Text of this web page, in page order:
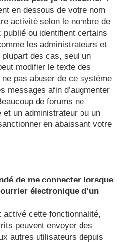
en dessous de votre nom
activité selon le nombre de
ou identifient certains
les administrateurs et
des cas, seul un
modifier le texte des
pas abuser de ce système
messages afin d’augmenter
de forums ne
un administrateur ou un
en abaissant votre
de me connecter lorsque
électronique d’un
activé cette fonctionnalité,
peuvent envoyer des
autres utilisateurs depuis